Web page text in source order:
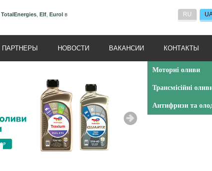
TotalEnergies Elf Eurol в
RU
ПАРТНЕРЫ НОВОСТИ ВАКАНСИИ КОНТАКТЫ
Моторні оливи
Трансмісійні
Антифризи та